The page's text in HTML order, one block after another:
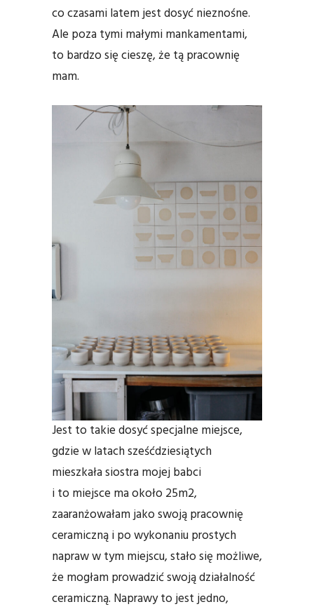
co czasami latem jest dosyć nieznośne.
Ale poza tymi małymi mankamentami,
to bardzo się cieszę, że tą pracownię
mam.
Jest to takie dosyć specjalne miejsce,
gdzie w latach sześćdziesiątych
mieszkała siostra mojej babci
i to miejsce ma około 25m2,
zaaranżowałam jako swoją pracownię
ceramiczną i po wykonaniu prostych
napraw w tym miejscu, stało się możliwe,
że mogłam prowadzić swoją działalność
ceramiczną. Naprawy to jest jedno,